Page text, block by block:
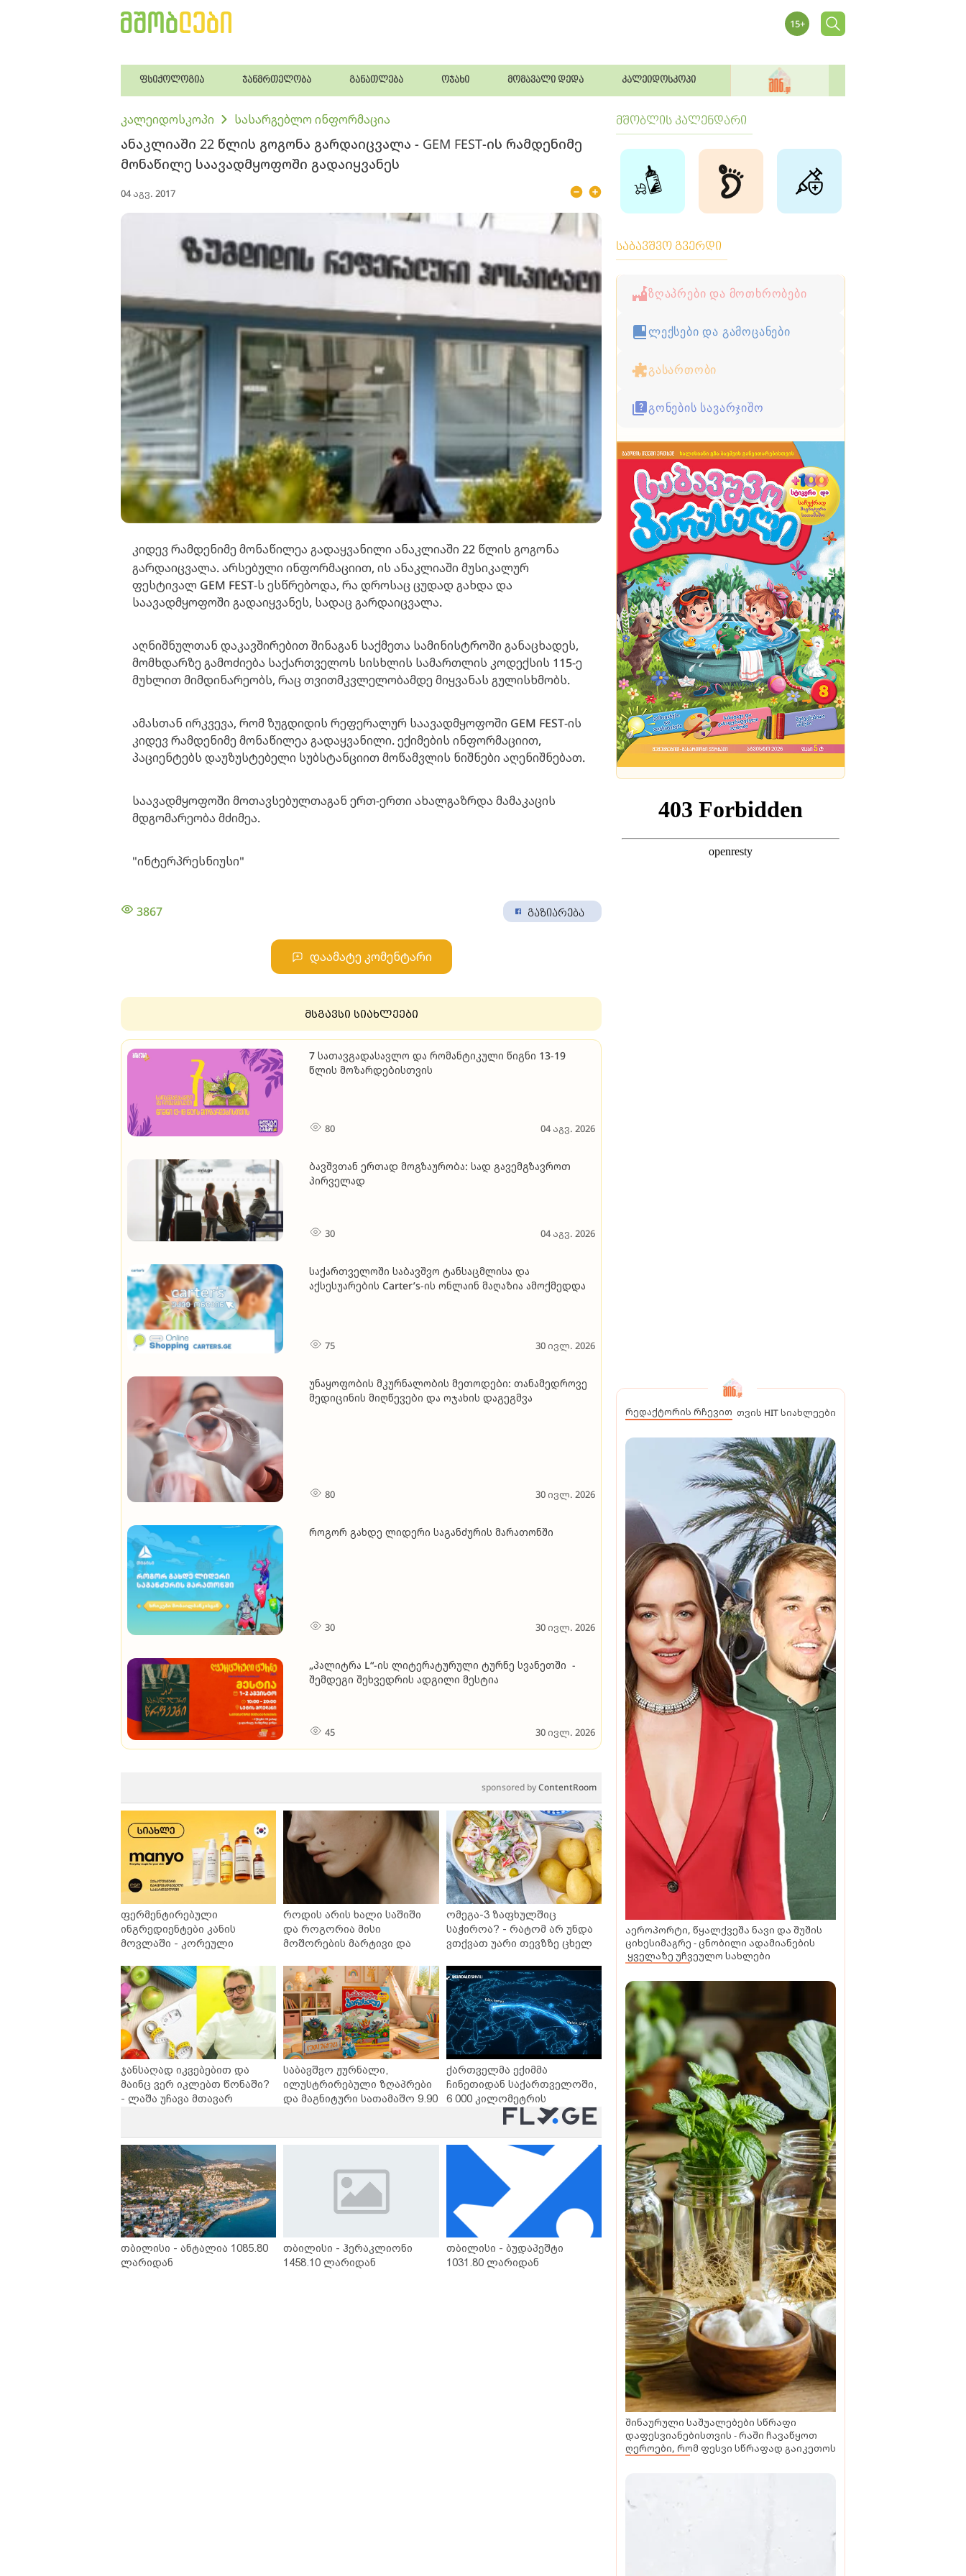
ფსიქოლოგია ჯანმრთელობა განათლება ოჯახი მომავალი დედა კალეიდოსკოპი
კალეიდოსკოპი სასარგებლო ინფორმაცია
ანაკლიაში 22 წლის გოგონა გარდაიცვალა - GEM FEST-ის რამდენიმე
მონაწილე საავადმყოფოში გადაიყვანეს
04 აგვ. 2017
კიდევ რამდენიმე მონაწილეა გადაყვანილი ანაკლიაში 22 წლის გოგონა
გარდაიცვალა. არსებული ინფორმაციით, ის ანაკლიაში მუსიკალურ
ფესტივალ GEM FEST-ს ესწრებოდა, რა დროსაც ცუდად გახდა და
საავადმყოფოში გადაიყვანეს, სადაც გარდაიცვალა.
აღნიშნულთან დაკავშირებით შინაგან საქმეთა სამინისტროში განაცხადეს,
მომხდარზე გამოძიება საქართველოს სისხლის სამართლის კოდექსის 115-ე
მუხლით მიმდინარეობს, რაც თვითმკვლელობამდე მიყვანას გულისხმობს.
ამასთან ირკვევა, რომ ზუგდიდის რეფერალურ საავადმყოფოში GEM FEST-ის
კიდევ რამდენიმე მონაწილეა გადაყვანილი. ექიმების ინფორმაციით,
პაციენტებს დაუზუსტებელი სუბსტანციით მოწამვლის ნიშნები აღენიშნებათ.
საავადმყოფოში მოთავსებულთაგან ერთ-ერთი ახალგაზრდა მამაკაცის
მდგომარეობა მძიმეა.
"ინტერპრესნიუსი"
3867 გაზიარება
დაამატე კომენტარი
მსგავსი სიახლეები
7 სათავგადასავლო და რომანტიკული წიგნი 13-19
წლის მოზარდებისთვის
80 04 აგვ. 2026
ბავშვთან ერთად მოგზაურობა: სად გავემგზავროთ
პირველად
30 04 აგვ. 2026
საქართველოში საბავშვო ტანსაცმლისა და
აქსესუარების Carter’s-ის ონლაინ მაღაზია ამოქმედდა
75 30 ივლ. 2026
უნაყოფობის მკურნალობის მეთოდები: თანამედროვე
მედიცინის მიღწევები და ოჯახის დაგეგმვა
80 30 ივლ. 2026
როგორ გახდე ლიდერი საგანძურის მარათონში
30 30 ივლ. 2026
„პალიტრა L“-ის ლიტერატურული ტურნე სვანეთში -
შემდეგი შეხვედრის ადგილი მესტია
45 30 ივლ. 2026
sponsored byContentRoom
ფერმენტირებული
ინგრედიენტები კანის
მოვლაში - კორეული
საქართველოშია
როდის არის ხალი საშიში
და როგორია მისი
მოშორების მარტივი და
ომეგა-3 ზაფხულშიც
საჭიროა? - რატომ არ უნდა
ვთქვათ უარი თევზზე ცხელ
ჯანსაღად იკვებებით და
მაინც ვერ იკლებთ წონაში?
- ლაშა უჩავა მთავარ
საბავშვო ჟურნალი,
ილუსტრირებული ზღაპრები
და მაგნიტური სათამაშო 9.90
სერია დაიწყო
ქართველმა ექიმმა
ჩინეთიდან საქართველოში,
6 000 კილომეტრის
დაშორებით,
ტელერობოტული ოპერაცია
ჩაატარა - ისტორია
დაწერილია
თბილისი - ანტალია 1085.80
ლარიდან
თბილისი - ჰერაკლიონი
1458.10 ლარიდან
თბილისი - ბუდაპეშტი
1031.80 ლარიდან
მშობლის კალენდარი
საბავშვო გვერდი
ზღაპრები და მოთხრობები
ლექსები და გამოცანები
გასართობი
გონების სავარჯიშო
რედაქტორის რჩევით თვის HIT სიახლეები
აეროპორტი, წყალქვეშა ნავი და შუშის
ციხესიმაგრე - ცნობილი ადამიანების
ყველაზე უჩვეულო სახლები
შინაურული საშუალებები სწრაფი
დაფესვიანებისთვის - რაში ჩავაწყოთ
ღეროები, რომ ფესვი სწრაფად გაიკეთოს